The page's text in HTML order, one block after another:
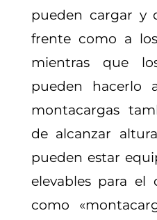
pueden cargar y
frente como a
mientras que
pueden hacerlo
montacargas
de alcanzar
pueden estar
elevables para el
como